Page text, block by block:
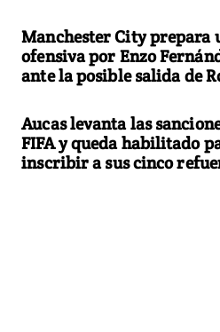
Manchester City prepara
ofensiva por Enzo
ante la posible salida de
Aucas levanta las
FIFA y queda habilitado
inscribir a sus cinco